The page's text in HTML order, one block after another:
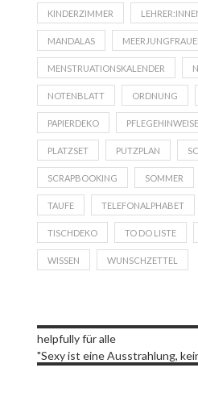
KINDERZIMMER
MANDALAS
MENSTRUATIONSKALENDER
NOTENBLATT ORDNUNG
PAPIERDEKO PFLEGEHINWEISE
PLATZSET PUTZPLAN
SCRAPBOOKING SOMMER
TAUFE TELEFONALPHABET
TISCHDEKO TO DO LISTE
WISSEN WUNSCHZETTEL
helpfully für alle
"Sexy ist eine Ausstrahlung,